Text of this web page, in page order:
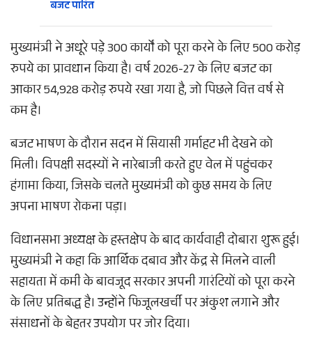
बजट पारित
मुख्यमंत्री ने अधूरे पड़े 300 कार्यों को पूरा करने के लिए 500 करोड़
रुपये का प्रावधान किया है। वर्ष 2026-27 के लिए बजट का
आकार 54,928 करोड़ रुपये रखा गया है, जो पिछले वित्त वर्ष से
कम है।
बजट भाषण के दौरान सदन में सियासी गर्माहट भी देखने को
मिली। विपक्षी सदस्यों ने नारेबाजी करते हुए वेल में पहुंचकर
हंगामा किया, जिसके चलते मुख्यमंत्री को कुछ समय के लिए
अपना भाषण रोकना पड़ा।
विधानसभा अध्यक्ष के हस्तक्षेप के बाद कार्यवाही दोबारा शुरू हुई।
मुख्यमंत्री ने कहा कि आर्थिक दबाव और केंद्र से मिलने वाली
सहायता में कमी के बावजूद सरकार अपनी गारंटियों को पूरा करने
के लिए प्रतिबद्ध है। उन्होंने फिजूलखर्ची पर अंकुश लगाने और
संसाधनों के बेहतर उपयोग पर जोर दिया।